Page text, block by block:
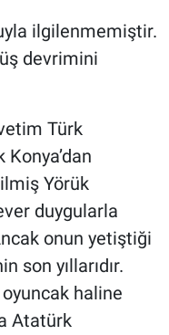
ilgilenmemiştir.
devrimini
Türk
Yörük
duygularla
onun yetiştiği
son yıllarıdır.
haline
Atatürk